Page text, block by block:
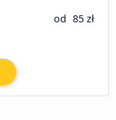
od 85 zł